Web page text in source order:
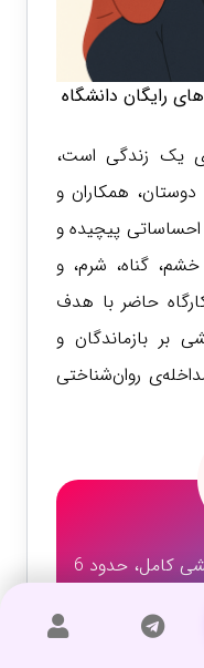
رایگان دانشگاه
یک زندگی است،
دوستان، همکاران و
احساساتی پیچیده و
گناه، شرم، و
حاضر با هدف
بر بازماندگان و
روان‌شناختی
به طور متوسط بعد از هر خودکشی کامل، حدود 6
خودکشی می
و سلامت روان
بگیرد